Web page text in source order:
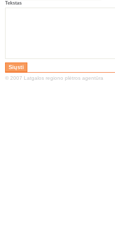
Tekstas
© 2007 Latgalos regiono plėtros agentūra